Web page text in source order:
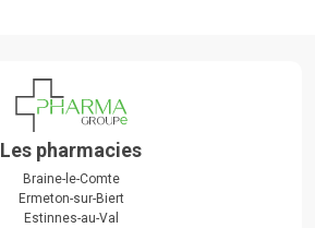
Les pharmacies
Braine-le-Comte
Ermeton-sur-Biert
Estinnes-au-Val